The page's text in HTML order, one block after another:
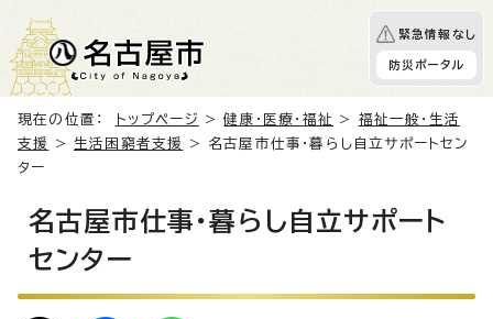
緊急情報なし
防災ポータル
現在の位置： トップページ >健康・医療・福祉 > 福祉一般・生活
支援
>生活困窮者支援
> 名古屋市仕事・暮らし自立サポートセン
ター
名古屋市仕事・暮らし自立サポート
センター